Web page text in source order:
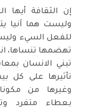
إن الثقافة أيها
وليست هما آنيا
للفعل السيء
تهضمها تنساها،
تبني الانسان
تأثيرها على كل
وغيرها من
بعطاء متفرد